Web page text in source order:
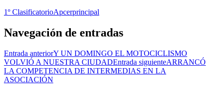
1º ClasificatorioApcerprincipal
Navegación de entradas
Entrada anteriorY UN DOMINGO EL MOTOCICLISMO
VOLVIÓ A NUESTRA CIUDADEntrada siguienteARRANCÓ
LA COMPETENCIA DE INTERMEDIAS EN LA
ASOCIACIÓN